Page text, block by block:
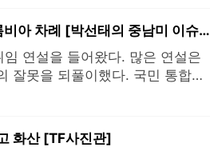
됐고, 가스텔룸은 현장에서 숨 미래를 말한 페루 게이코, 이제는 콜롬비아 차례 [박선태의 중남미 이슈와 문화]
연설을 들어왔다. 많은 연설은
잘못을 되풀이했다. 국민 통합과
과 갈등을 다시 꺼내는 데 머문
. 지난 7월 28일 게이코 후지모
화산 [TF사진관]